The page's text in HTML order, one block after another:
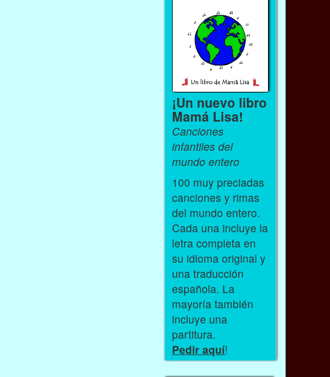
¡Un nuevo libro
Mamá Lisa!
Canciones
infantiles del
mundo entero
100 muy preciadas
canciones y rimas
del mundo entero.
Cada una incluye la
letra completa en
su idioma original y
una traducción
española. La
mayoría también
incluye una
partitura.
Pedir aquí!